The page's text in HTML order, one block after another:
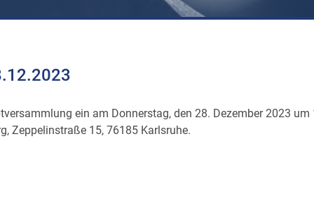
ein am Donnerstag, den 28. Dezember 2023 um
Zeppelinstraße 15, 76185 Karlsruhe.